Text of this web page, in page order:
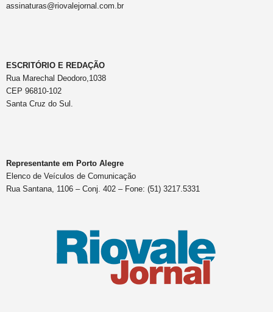
assinaturas@riovalejornal.com.br
ESCRITÓRIO E REDAÇÃO
Rua Marechal Deodoro,1038
CEP 96810-102
Santa Cruz do Sul.
Representante em Porto Alegre
Elenco de Veículos de Comunicação
Rua Santana, 1106 – Conj. 402 – Fone: (51) 3217.5331